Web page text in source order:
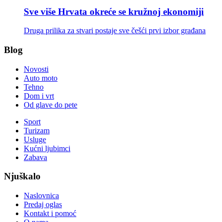
Sve više Hrvata okreće se kružnoj ekonomiji
Druga prilika za stvari postaje sve češći prvi izbor građana
Blog
Novosti
Auto moto
Tehno
Dom i vrt
Od glave do pete
Sport
Turizam
Usluge
Kućni ljubimci
Zabava
Njuškalo
Naslovnica
Predaj oglas
Kontakt i pomoć